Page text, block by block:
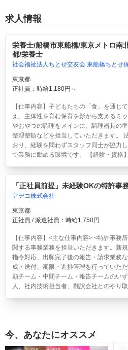
求人情報
栄養士/船橋市東船橋/東京メトロ南
都/栄養士
社会福祉法人ちとせ交友会 東船橋ちとせ
東京都
正社員：時給1,180円～
【仕事内容】子どもたちの「食」を通じ
え、主体性を育む保育を影から支えるミ
やおやつの調理をメインに、調理器具の
整理整頓などを担当していただきます。
おり、経験を問わずスタッフ同士が協力
で業務に励める環境です。 【経験・資格
「正社員前提」未経験OKの特許事
アデコ株式会社
東京都
正社員 / 派遣社員：時給1,750円
【仕事内容】<主な仕事内容> <特許事務
関する事務業務を担当いただきます。新
指令対応、出願完了後の報告・請求業務
成・送付、期限・進捗管理を行っていた
願チーム・中間チーム・報告チームのい
人、社内技術担当者、翻訳会社とのやり
今、あなたにオススメ